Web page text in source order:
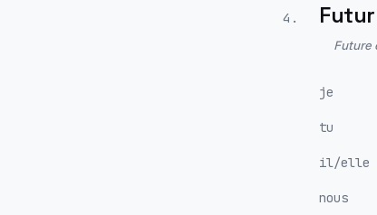
4 .
Future
je
tu
il/elle
nous